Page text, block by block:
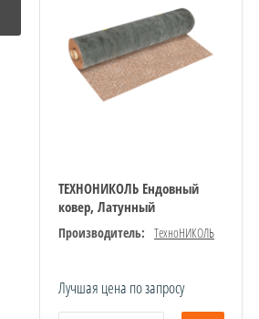
ТЕХНОНИКОЛЬ Ендовный
ковер, Латунный
Производитель: ТехноНИКОЛЬ
Лучшая цена по запросу